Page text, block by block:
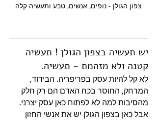
צפון הגולן - נופים, אנשים, טבע ותעשיה קלה
יש תעשיה בצפון הגולן ! תעשיה
קטנה ולא מזהמת - תעשיה.
לא קל להיות עסק בפריפריה. הבידוד,
המרחק, החוסר בכח האדם הם רק חלק
מהסיבות למה לא לפתוח כאן עסק יצרני.
אבל כאן בצפון הגולן יש את אנשי החזון